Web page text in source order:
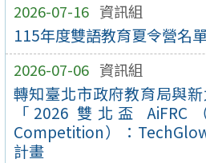
2026-07-16 資訊組
115年度雙語教育夏令營名
2026-07-06 資訊組
轉知臺北市政府教育局與
「2026 雙北盃 AiFRC
Competition）：
計畫